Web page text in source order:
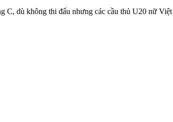
C, dù không thi đấu nhưng các cầu thủ U20 nữ